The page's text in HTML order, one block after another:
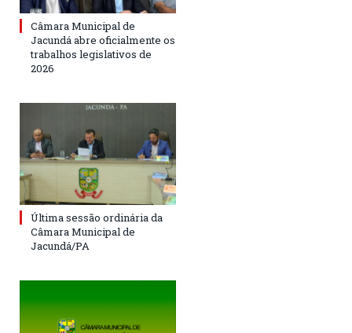
Câmara Municipal de
Jacundá abre oficialmente os
trabalhos legislativos de
2026
Última sessão ordinária da
Câmara Municipal de
Jacundá/PA